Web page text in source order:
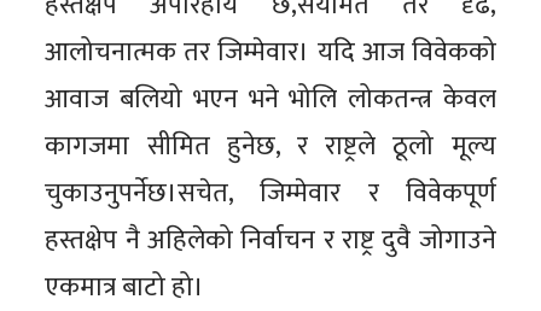
आलोचनात्मक तर जिम्मेवार। यदि आज विवेकको
आवाज बलियो भएन भने भोलि लोकतन्त्र केवल
कागजमा सीमित हुनेछ, र राष्ट्रले ठूलो मूल्य
चुकाउनुपर्नेछ।सचेत, जिम्मेवार र विवेकपूर्ण
हस्तक्षेप नै अहिलेको निर्वाचन र राष्ट्र दुवै जोगाउने
एकमात्र बाटो हो।